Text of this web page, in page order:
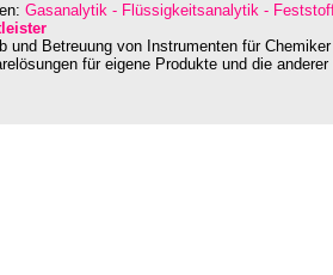
Gasanalytik - Flüssigkeitsanalytik -
und Betreuung von Instrumenten für
für eigene Produkte und die